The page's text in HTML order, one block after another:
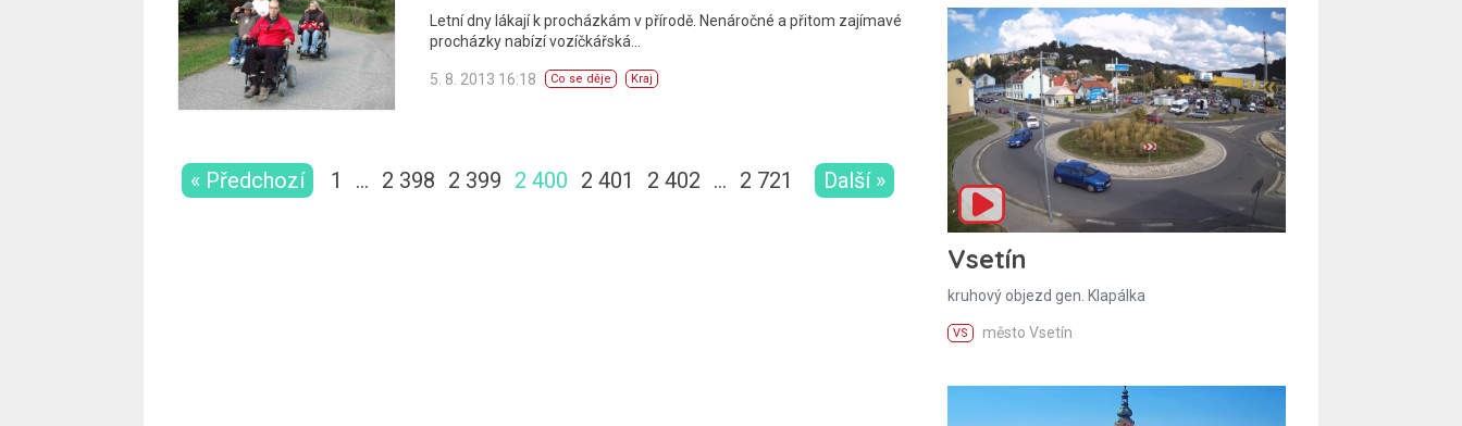
Letní dny lákají k procházkám v přírodě. Nenáročné a přitom zajímavé
procházky nabízí vozíčkářská…
5. 8. 2013 16:18 Co se děje Kraj
« Předchozí 1 … 2 398 2 399 2 400 2 401 2 402 … 2 721 Další »
Vsetín
kruhový objezd gen. Klapálka
VS město Vsetín